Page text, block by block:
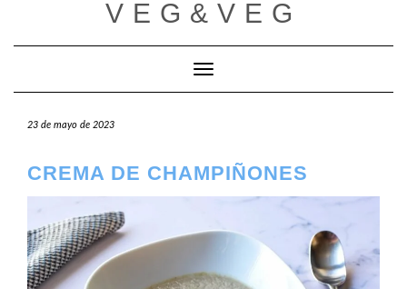
contenido
VEG&VEG
Cambiar modo de navegación
23 de mayo de 2023
CREMA DE CHAMPIÑONES